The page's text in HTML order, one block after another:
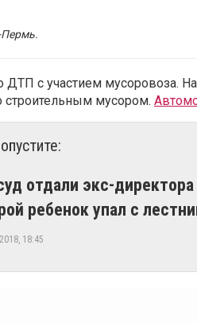
Пермь.
с участием мусоровоза. На
строительным мусором.
отдали экс-
ребенок упал с
18:45